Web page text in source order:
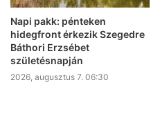
Napi pakk: pénteken
hidegfront érkezik Szegedre
Báthori Erzsébet
születésnapján
2026, augusztus 7. 06:30